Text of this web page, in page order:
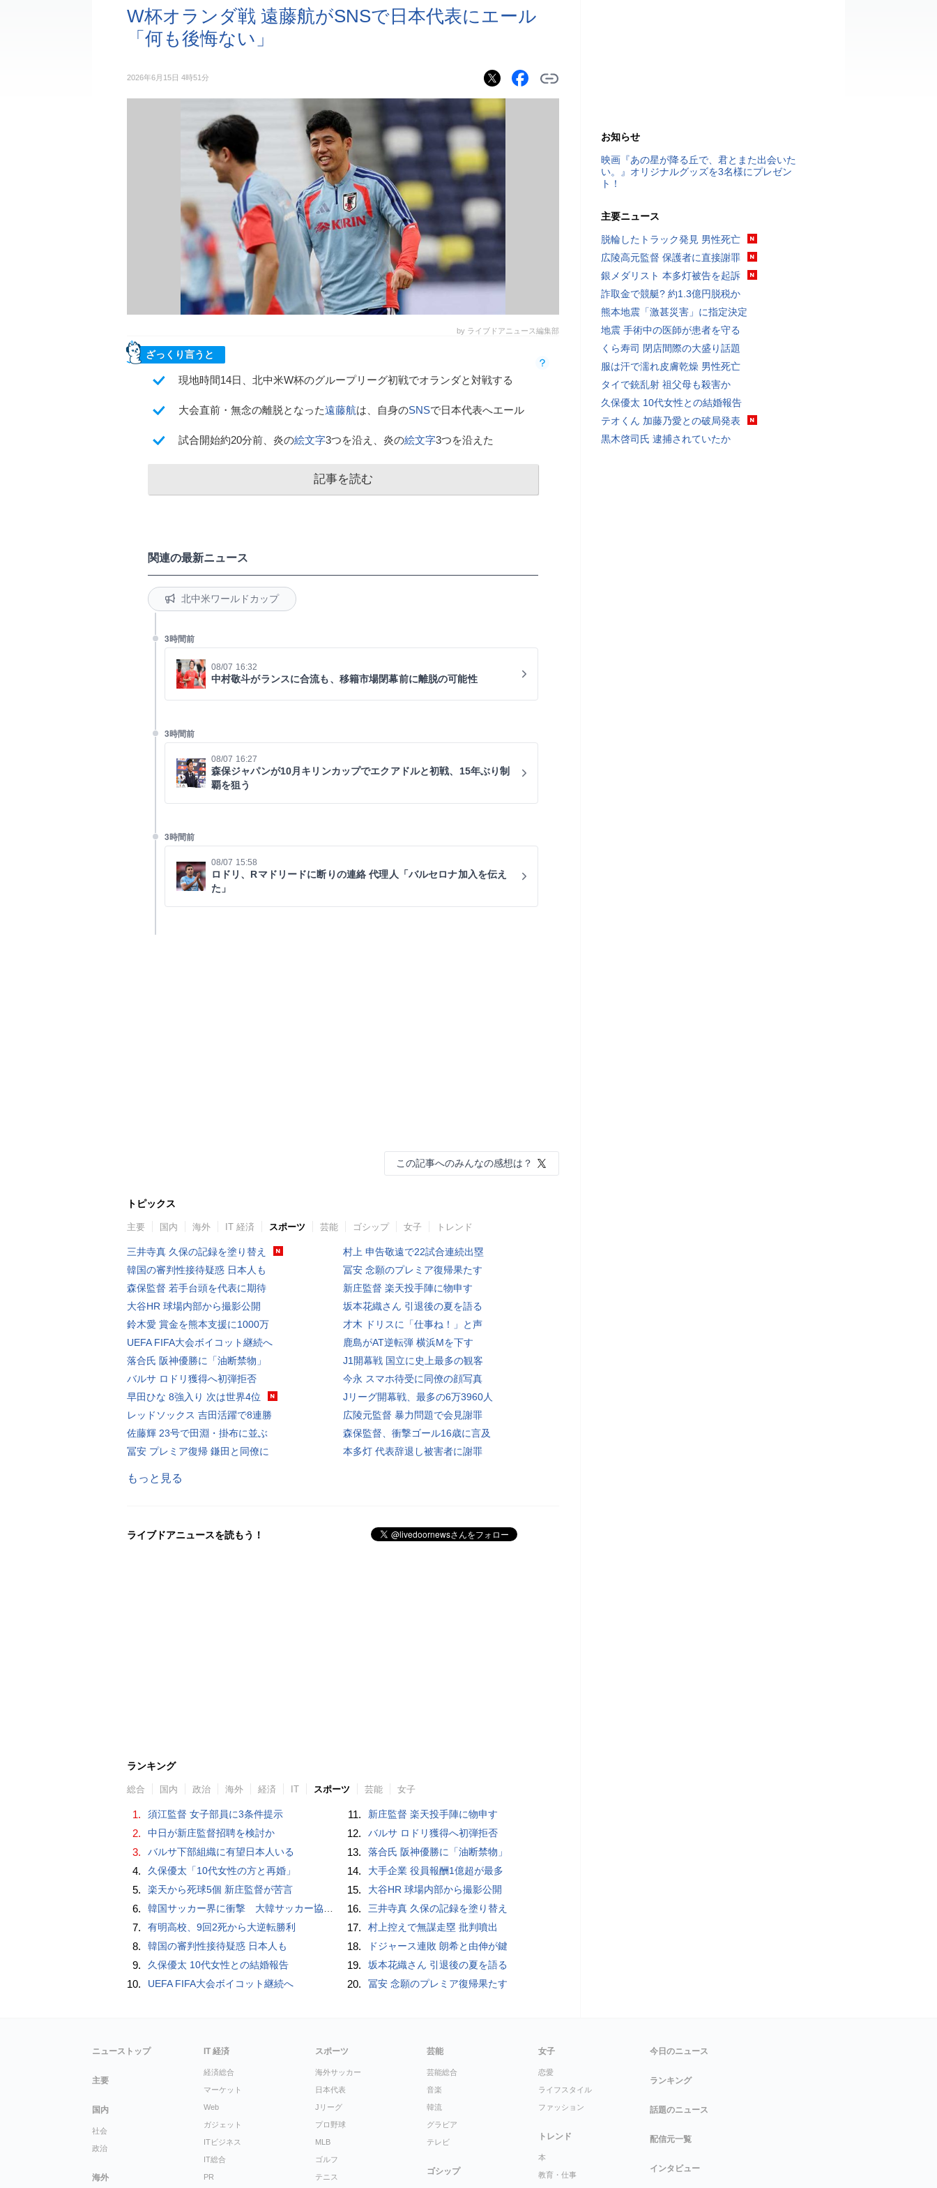
W杯オランダ戦 遠藤航がSNSで日本代表にエール
「何も後悔ない」
2026年6月15日 4時51分
by ライブドアニュース編集部
ざっくり言うと
現地時間14日、北中米W杯のグループリーグ初戦でオランダと対戦する
大会直前・無念の離脱となった遠藤航は、自身のSNSで日本代表へエール
試合開始約20分前、炎の絵文字3つを沿え、炎の絵文字3つを沿えた
記事を読む
関連の最新ニュース
北中米ワールドカップ
3時間前
08/07 16:32
中村敬斗がランスに合流も、移籍市場閉幕前に離脱の可能性
3時間前
08/07 16:27
森保ジャパンが10月キリンカップでエクアドルと初戦、15年ぶり制
覇を狙う
3時間前
08/07 15:58
ロドリ、Rマドリードに断りの連絡 代理人「バルセロナ加入を伝え
た」
この記事へのみんなの感想は？
トピックス
主要 国内 海外 IT 経済 スポーツ 芸能 ゴシップ 女子 トレンド
三井寺真 久保の記録を塗り替え
韓国の審判性接待疑惑 日本人も
森保監督 若手台頭を代表に期待
大谷HR 球場内部から撮影公開
鈴木愛 賞金を熊本支援に1000万
UEFA FIFA大会ボイコット継続へ
落合氏 阪神優勝に「油断禁物」
バルサ ロドリ獲得へ初弾拒否
早田ひな 8強入り 次は世界4位
レッドソックス 吉田活躍で8連勝
佐藤輝 23号で田淵・掛布に並ぶ
冨安 プレミア復帰 鎌田と同僚に
村上 申告敬遠で22試合連続出塁
冨安 念願のプレミア復帰果たす
新庄監督 楽天投手陣に物申す
坂本花織さん 引退後の夏を語る
才木 ドリスに「仕事ね！」と声
鹿島がAT逆転弾 横浜Mを下す
J1開幕戦 国立に史上最多の観客
今永 スマホ待受に同僚の顔写真
Jリーグ開幕戦、最多の6万3960人
広陵元監督 暴力問題で会見謝罪
森保監督、衝撃ゴール16歳に言及
本多灯 代表辞退し被害者に謝罪
もっと見る
ライブドアニュースを読もう！
ランキング
総合 国内 政治 海外 経済 IT スポーツ 芸能 女子
1. 須江監督 女子部員に3条件提示
2. 中日が新庄監督招聘を検討か
3. バルサ下部組織に有望日本人いる
4. 久保優太「10代女性の方と再婚」
5. 楽天から死球5個 新庄監督が苦言
6. 韓国サッカー界に衝撃 大韓サッカー協会に外国人審判への“性的接待”疑惑 韓国メディアが報道
7. 有明高校、9回2死から大逆転勝利
8. 韓国の審判性接待疑惑 日本人も
9. 久保優太 10代女性との結婚報告
10. UEFA FIFA大会ボイコット継続へ
11. 新庄監督 楽天投手陣に物申す
12. バルサ ロドリ獲得へ初弾拒否
13. 落合氏 阪神優勝に「油断禁物」
14. 大手企業 役員報酬1億超が最多
15. 大谷HR 球場内部から撮影公開
16. 三井寺真 久保の記録を塗り替え
17. 村上控えで無謀走塁 批判噴出
18. ドジャース連敗 朗希と由伸が鍵
19. 坂本花織さん 引退後の夏を語る
20. 冨安 念願のプレミア復帰果たす
お知らせ
映画『あの星が降る丘で、君とまた出会いた
い。』オリジナルグッズを3名様にプレゼン
ト！
主要ニュース
脱輪したトラック発見 男性死亡
広陵高元監督 保護者に直接謝罪
銀メダリスト 本多灯被告を起訴
詐取金で競艇? 約1.3億円脱税か
熊本地震「激甚災害」に指定決定
地震 手術中の医師が患者を守る
くら寿司 閉店間際の大盛り話題
服は汗で濡れ皮膚乾燥 男性死亡
タイで銃乱射 祖父母も殺害か
久保優太 10代女性との結婚報告
テオくん 加藤乃愛との破局発表
黒木啓司氏 逮捕されていたか
ニューストップ
主要
国内
社会
政治
海外
IT 経済
経済総合
マーケット
Web
ガジェット
ITビジネス
IT総合
PR
スポーツ
海外サッカー
日本代表
Jリーグ
プロ野球
MLB
ゴルフ
テニス
芸能
芸能総合
音楽
韓流
グラビア
テレビ
ゴシップ
女子
恋愛
ライフスタイル
ファッション
トレンド
本
教育・仕事
今日のニュース
ランキング
話題のニュース
配信元一覧
インタビュー